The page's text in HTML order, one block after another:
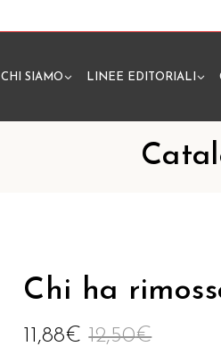
CHI SIAMO LINEE EDITORIALI
Chi ha
12,50€
11,88€